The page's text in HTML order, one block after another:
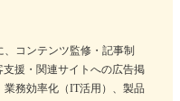
コンテンツ監修・記事制
援・関連サイトへの広告掲
務効率化（IT活用）、製品